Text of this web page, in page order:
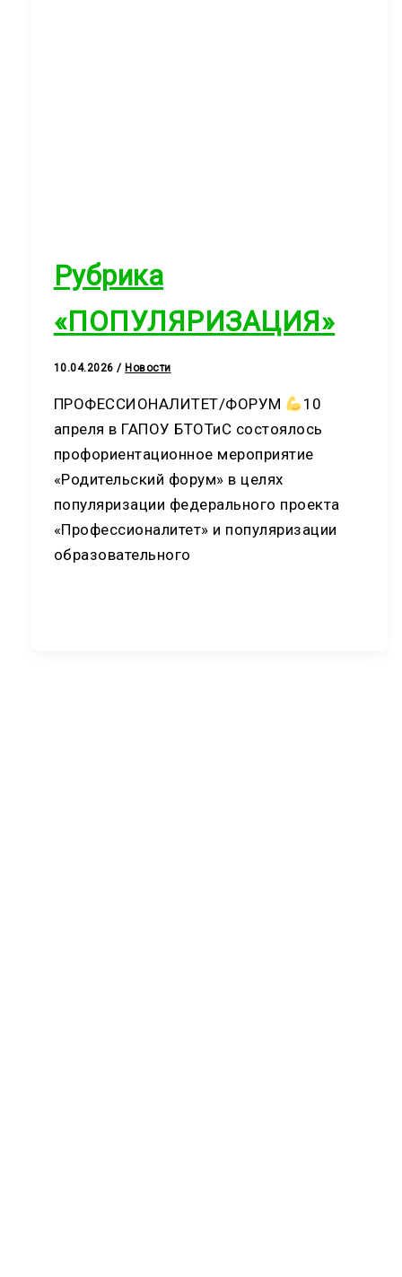
Рубрика
«ПОПУЛЯРИЗАЦИЯ»
10.04.2026/ Новости
ПРОФЕССИОНАЛИТЕТ/ФОРУМ
10
апреля в ГАПОУ БТОТиС состоялось
профориентационное мероприятие
«Родительский форум» в целях
популяризации федерального проекта
«Профессионалитет» и популяризации
образовательного